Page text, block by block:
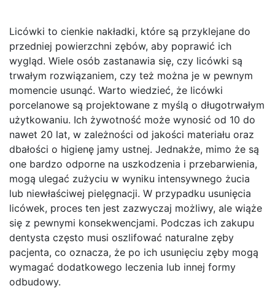
Licówki to cienkie nakładki, które są przyklejane do
przedniej powierzchni zębów, aby poprawić ich
wygląd. Wiele osób zastanawia się, czy licówki są
trwałym rozwiązaniem, czy też można je w pewnym
momencie usunąć. Warto wiedzieć, że licówki
porcelanowe są projektowane z myślą o długotrwałym
użytkowaniu. Ich żywotność może wynosić od 10 do
nawet 20 lat, w zależności od jakości materiału oraz
dbałości o higienę jamy ustnej. Jednakże, mimo że są
one bardzo odporne na uszkodzenia i przebarwienia,
mogą ulegać zużyciu w wyniku intensywnego żucia
lub niewłaściwej pielęgnacji. W przypadku usunięcia
licówek, proces ten jest zazwyczaj możliwy, ale wiąże
się z pewnymi konsekwencjami. Podczas ich zakupu
dentysta często musi oszlifować naturalne zęby
pacjenta, co oznacza, że po ich usunięciu zęby mogą
wymagać dodatkowego leczenia lub innej formy
odbudowy.